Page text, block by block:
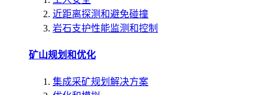
近距离探测和避免碰撞
岩石支护性能监测和控制
矿山规划和优化
集成采矿规划解决方案